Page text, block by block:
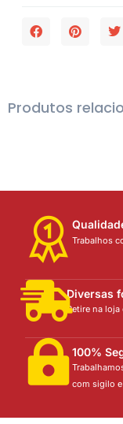
Produtos
Trabalhos
Diversas
Retire na
100%
com sigilo